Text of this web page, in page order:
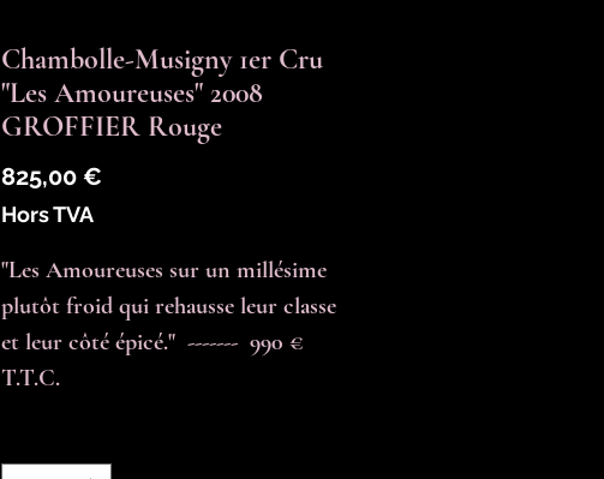
Chambolle-Musigny 1er Cru
"Les Amoureuses" 2008
GROFFIER Rouge
825,00 €
Hors TVA
"Les Amoureuses sur un millésime
plutôt froid qui rehausse leur classe
et leur côté épicé."  -------  990 €
T.T.C.